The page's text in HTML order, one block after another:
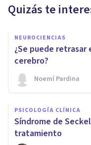
Quizás te
NEUROCIENCIAS
¿Se puede
cerebro?
Noemí Pardina
PSICOLOGÍA CLÍNICA
Síndrome de
tratamiento